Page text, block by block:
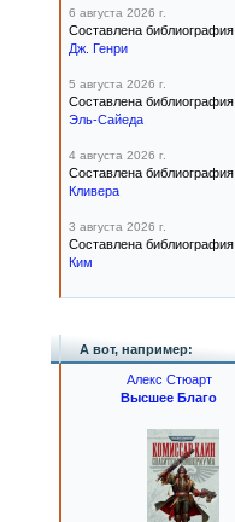
6 августа 2026 г.
Составлена библиография
Дж. Генри
5 августа 2026 г.
Составлена библиография
Эль-Сайеда
4 августа 2026 г.
Составлена библиография
Кливера
3 августа 2026 г.
Составлена библиография
Ким
А вот, например:
Алекс Стюарт
Высшее Благо